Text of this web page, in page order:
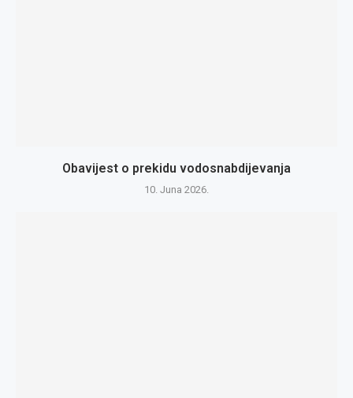
Obavijest o prekidu vodosnabdijevanja
10. Juna 2026.